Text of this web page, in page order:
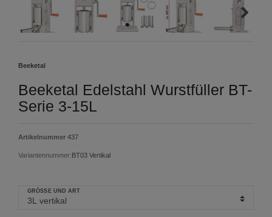
Beeketal
Beeketal Edelstahl Wurstfüller BT-
Serie 3-15L
Artikelnummer 437
Variantennummer:BT03 Vertikal
GRÖSSE UND ART